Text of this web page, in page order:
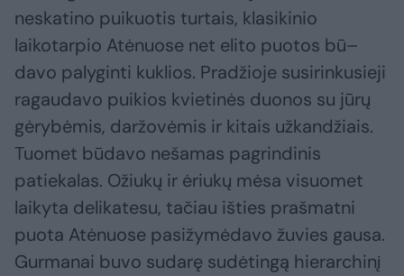
neskatino puikuotis turtais, klasikinio
laikotarpio Atėnuose net elito puotos bū–
davo palyginti kuklios. Pradžioje susirinkusieji
ragaudavo puikios kvietinės duonos su jūrų
gėrybėmis, daržovėmis ir kitais užkandžiais.
Tuomet būdavo nešamas pagrindinis
patiekalas. Ožiukų ir ėriukų mėsa visuomet
laikyta delikatesu, tačiau išties prašmatni
puota Atėnuose pasižymėdavo žuvies gausa.
Gurmanai buvo sudarę sudėtingą hierarchinį